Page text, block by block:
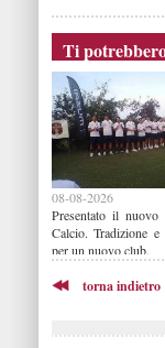
Ti
08-08-2026
Presentato il nuovo
Calcio. Tradizione e
per un nuovo club.
torna indietro